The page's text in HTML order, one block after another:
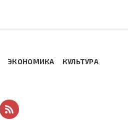
ЭКОНОМИКА КУЛЬТУРА